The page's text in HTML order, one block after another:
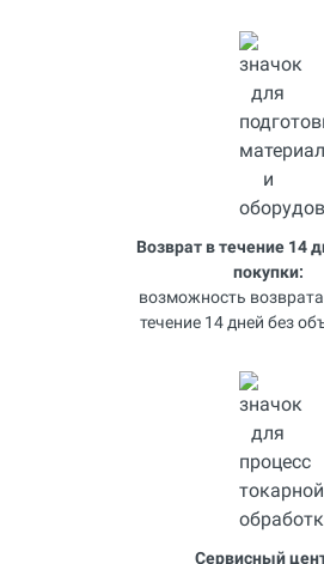
Возврат в течение 14
покупки:
возможность
течение 14 дней без
Сервисный